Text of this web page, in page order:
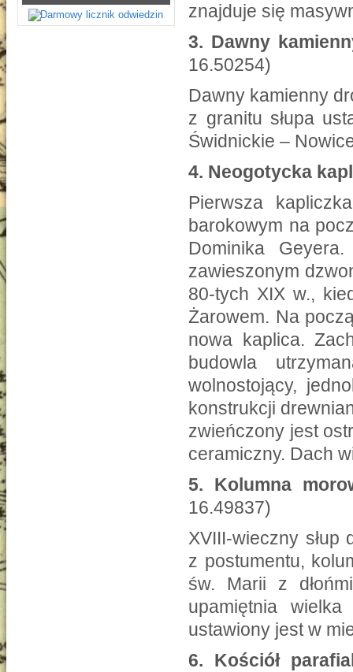
znajduje się
3. Dawny
16.50254)
Dawny kamienny
z granitu słupa
Świdnickie –
4. Neogotycka
Pierwsza
barokowym na
Dominika
zawieszonym
80-tych XIX w.,
Żarowem. Na
nowa kaplica.
budowla
wolnostojący,
konstrukcji
zwieńczony jest
ceramiczny. Dach
5.
Kolumna
16.49837)
XVIII-wieczny słup
z postumentu,
św. Marii z
upamiętnia
ustawiony jest w
6.
Kościół